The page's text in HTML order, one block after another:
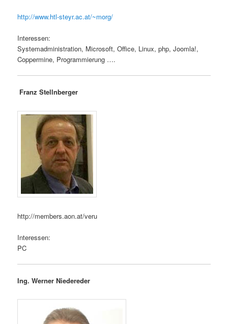
http://www.htl-steyr.ac.at/~morg/
Interessen:
Systemadministration, Microsoft, Office, Linux, php, Joomla!,
Coppermine, Programmierung ….
Franz Stellnberger
http://members.aon.at/veru
Interessen:
PC
Ing. Werner Niedereder